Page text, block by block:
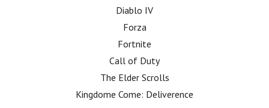
Diablo IV
Forza
Fortnite
Call of Duty
The Elder Scrolls
Kingdome Come: Deliverence